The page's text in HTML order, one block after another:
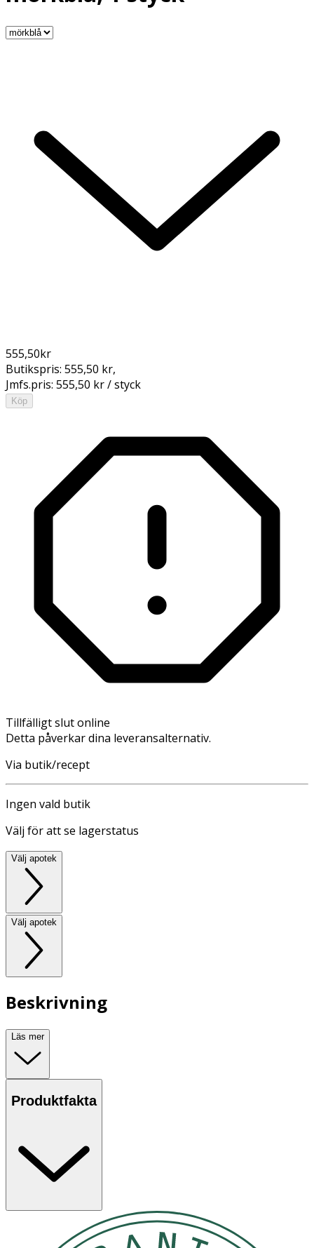
555,50kr
Butikspris: 555,50 kr,
Jmfs.pris: 555,50 kr / styck
Köp
Tillfälligt slut online
Detta påverkar dina leveransalternativ.
Via butik/recept
Ingen vald butik
Välj för att se lagerstatus
Välj apotek
Välj apotek
Beskrivning
Läs mer
Produktfakta